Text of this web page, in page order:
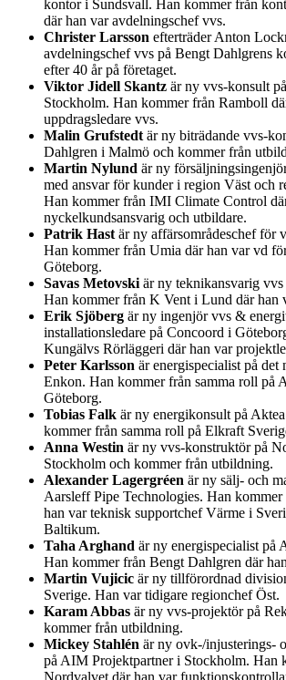
kontor i Sundsvall. Han kommer från
där han var avdelningschef vvs.
Christer Larsson efterträder Anton
avdelningschef vvs på Bengt Dahlgrens
efter 40 år på företaget.
Viktor Jidell Skantz är ny vvs-konsult
Stockholm. Han kommer från Ramboll
uppdragsledare vvs.
Malin Grufstedt är ny biträdande vvs-
Dahlgren i Malmö och kommer från
Martin Nylund är ny
med ansvar för kunder i region Väst och
Han kommer från IMI Climate Control
nyckelkundsansvarig och utbildare.
Patrik Hast är ny affärsområdeschef för
Han kommer från Umia där han var vd
Göteborg.
Savas Metovski är ny teknikansvarig
Han kommer från K Vent i Lund där han
Erik Sjöberg är ny ingenjör vvs &
installationsledare på Concoord i
Kungälvs Rörläggeri där han var
Peter Karlsson är energispecialist på det
Enkon. Han kommer från samma roll på
Göteborg.
Tobias Falk är ny energikonsult på
kommer från samma roll på Elkraft
Anna Westin är ny vvs-konstruktör på
Stockholm och kommer från utbildning.
Alexander Lagergréen är ny sälj- och
Aarsleff Pipe Technologies. Han
han var teknisk supportchef Värme i
Baltikum.
Taha Arghand är ny energispecialist på
Han kommer från Bengt Dahlgren där
Martin Vujicic är ny tillförordnad
Sverige. Han var tidigare regionchef Öst.
Karam Abbas är ny vvs-projektör på
kommer från utbildning.
Mickey Stahlén är ny ovk-/injusterings-
på AIM Projektpartner i Stockholm. Han
Nordvalvet där han var